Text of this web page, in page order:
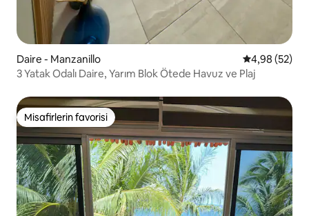
Daire - Manzanillo 5 üzerinden
4,98 (52)
3 Yatak Odalı Daire, Yarım Blok Ötede Havuz ve Plaj
Misafirlerin favorisi
Misafirlerin favorisi